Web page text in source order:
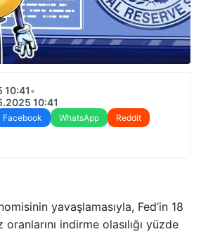
10:41•
10:41
Facebook WhatsApp
Reddit
yavaşlamasıyla, Fed’in 18
oranlarını indirme olasılığı yüzde